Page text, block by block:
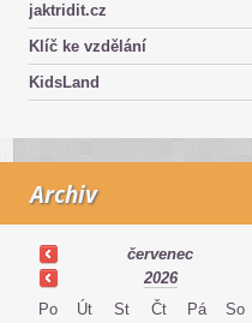
jaktridit.cz
Klíč ke vzdělání
KidsLand
Archiv
červenec
2026
Po
Út St Čt Pá So